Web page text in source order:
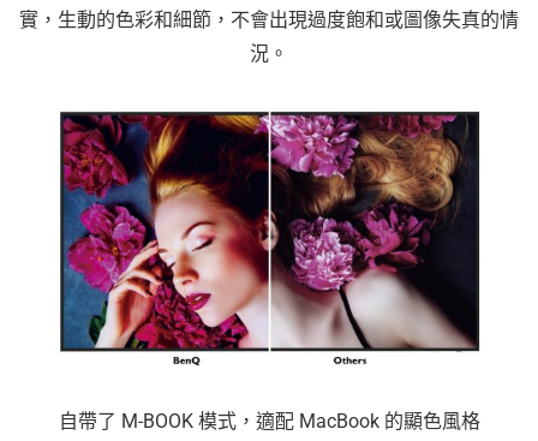
實，生動的色彩和細節，不會出現過度飽和或圖像失真的情
況。
自帶了 M-BOOK 模式，適配 MacBook 的顯色風格